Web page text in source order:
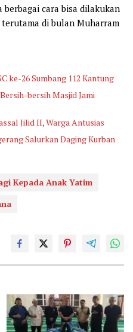
cara bisa dilakukan
di bulan Muharram
ke-26 Sumbang 112 Kantung
bersih Masjid Jami
Jilid II, Warga Antusias
Salurkan Daging Kurban
Kepada Anak Yatim